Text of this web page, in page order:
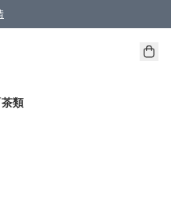
/3件85折/5件8折】
9折】
折 3件85折
折/5件8折】
折/5件8折】
OIL 組2件88折/3件85折】
】
折】
折/3件85折/4件或以上8折】
惠 !! 記得去賬户資料填上生日日期啦 !
茶類